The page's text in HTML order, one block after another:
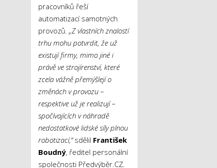
pracovníků řeší
automatizací samotných
provozů. „Z vlastních znalostí
trhu mohu potvrdit, že už
existují firmy, mimo jiné i
právě ve strojírenství, které
zcela vážně přemýšlejí o
změnách v provozu –
respektive už je realizují –
spočívajících v náhradě
nedostatkové lidské síly plnou
robotizací,“sdělil František
Boudný, ředitel personální
společnosti Předvýběr.CZ.